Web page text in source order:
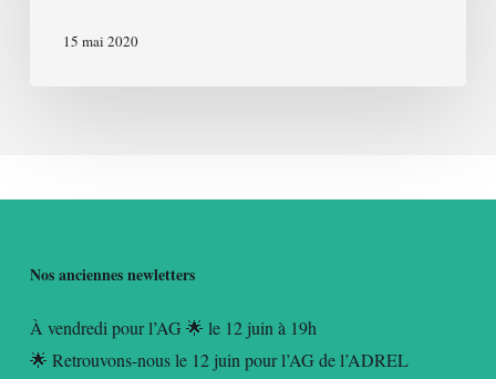
15 mai 2020
Nos anciennes newletters
À vendredi pour l’AG 🌟 le 12 juin à 19h
🌟 Retrouvons-nous le 12 juin pour l’AG de l’ADREL